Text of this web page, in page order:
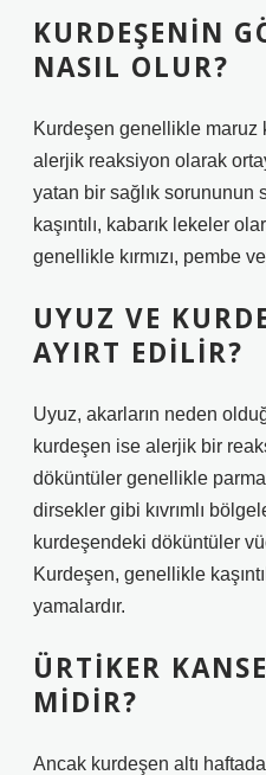
KURDEŞENIN
NASIL OLUR?
Kurdeşen genellikle maruz
alerjik reaksiyon olarak
yatan bir sağlık sorununun
kaşıntılı, kabarık lekeler
genellikle kırmızı, pembe
UYUZ VE
AYIRT EDILIR?
Uyuz, akarların neden
kurdeşen ise alerjik bir
döküntüler genellikle
dirsekler gibi kıvrımlı
kurdeşendeki döküntüler
Kurdeşen, genellikle
yamalardır.
ÜRTIKER
MIDIR?
Ancak kurdeşen altı